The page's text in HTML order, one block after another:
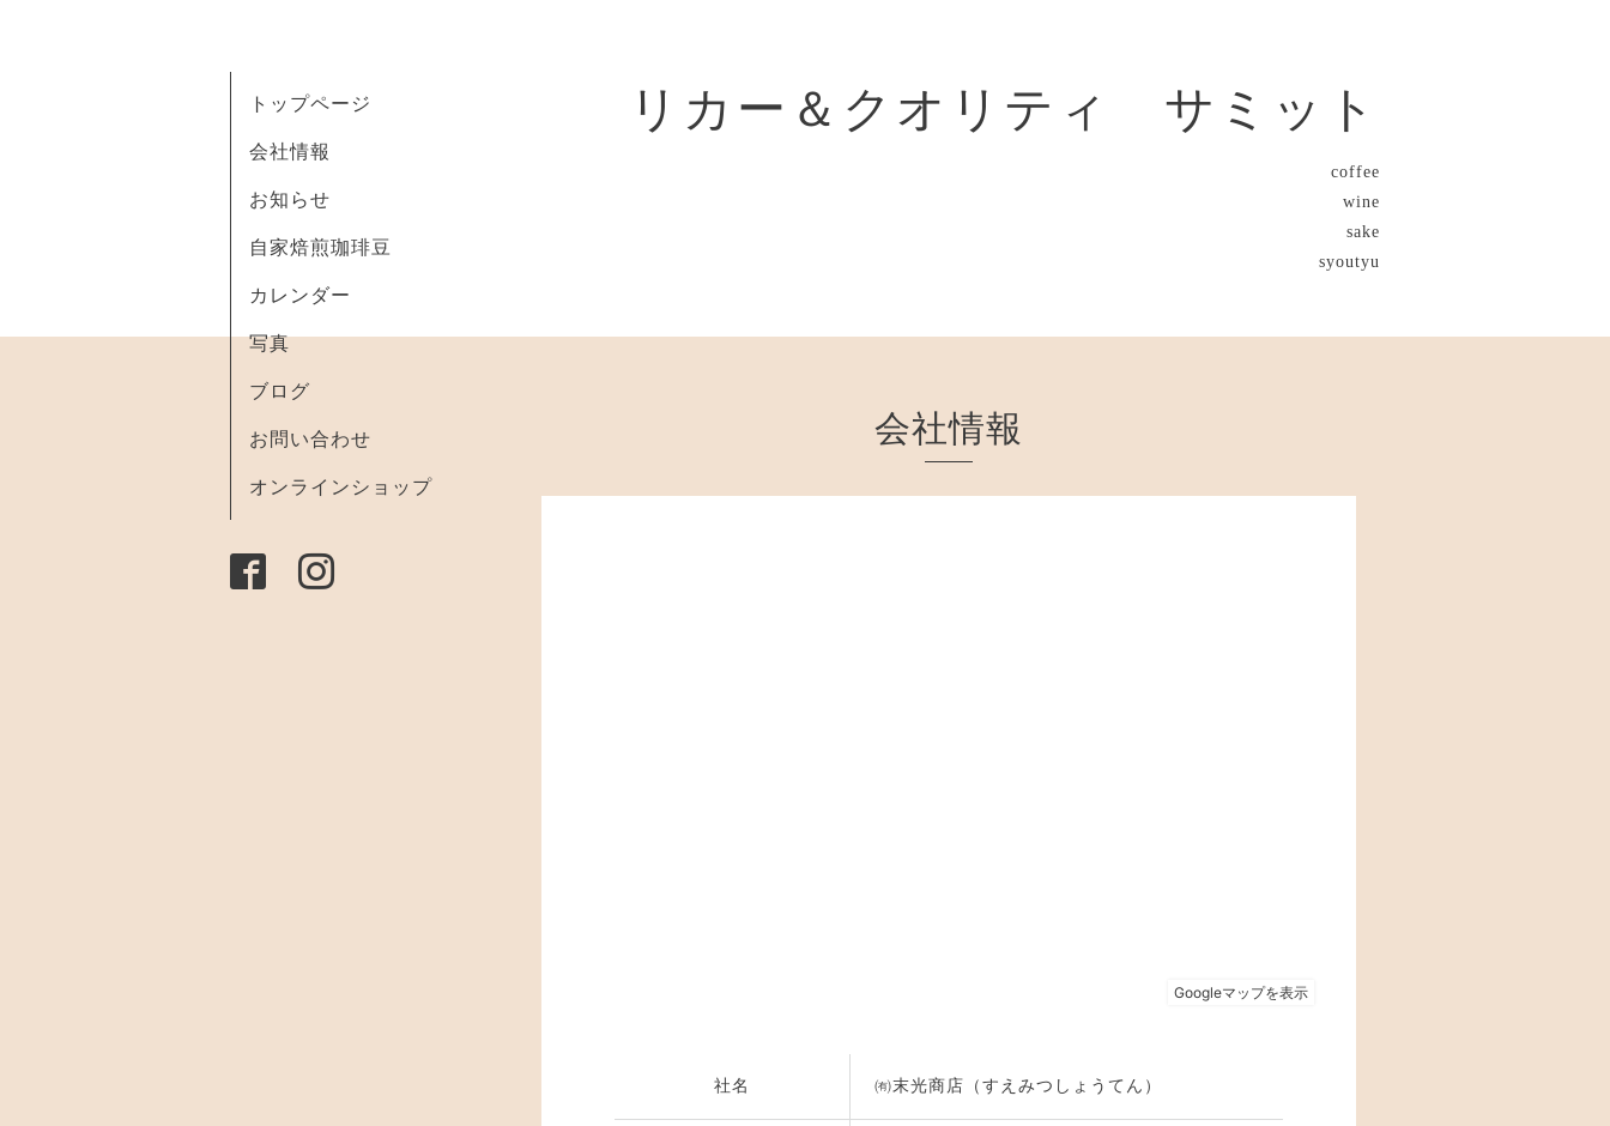
リカー＆クオリティ サミット
coffee
wine
sake
syoutyu
トップページ
会社情報
お知らせ
自家焙煎珈琲豆
カレンダー
写真
ブログ
お問い合わせ
オンラインショップ
会社情報
社名 ㈲末光商店（すえみつしょうてん）